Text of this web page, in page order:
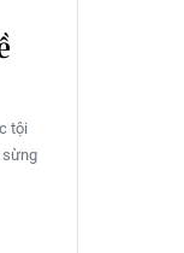
tội
sừng